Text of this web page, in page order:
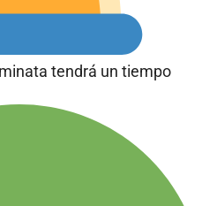
tendrá un tiempo